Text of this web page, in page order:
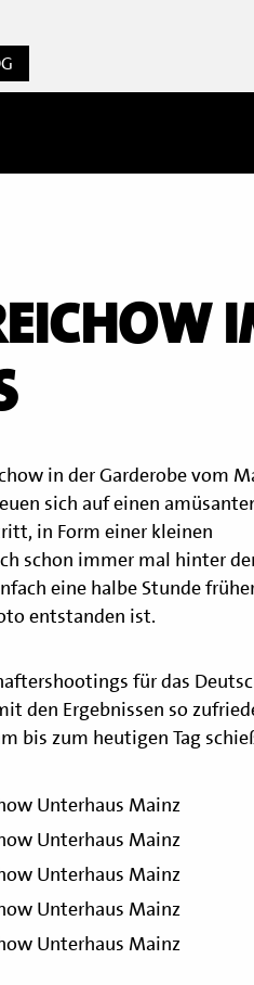
in der Garderobe vom
sich auf einen
in Form einer kleinen
schon immer mal hinter
eine halbe Stunde
entstanden ist.
für das
den Ergebnissen so
bis zum heutigen Tag